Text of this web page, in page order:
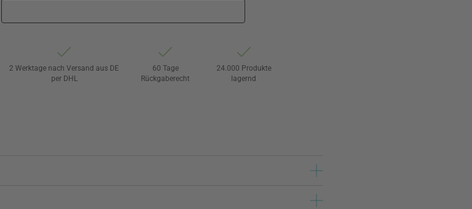
2 Werktage nach Versand aus DE
per DHL
60 Tage
Rückgaberecht
24.000 Produkte
lagernd